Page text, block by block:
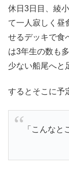
休日3日目、綾
て一人寂しく昼
せるデッキで食
は3年生の数も
少ない船尾へと
するとそこに予
「こんなと